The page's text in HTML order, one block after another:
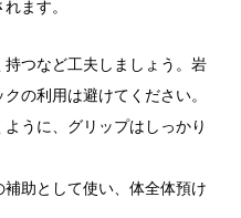
ます。
つなど工夫しましょう。岩
の利用は避けてください。
うに、グリップはしっかり
助として使い、体全体預け